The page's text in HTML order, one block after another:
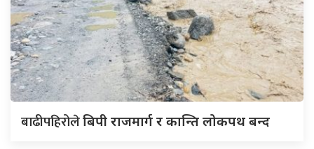
बाढीपहिरोलेबिपी राजमार्ग र कान्ति लोकपथ बन्द